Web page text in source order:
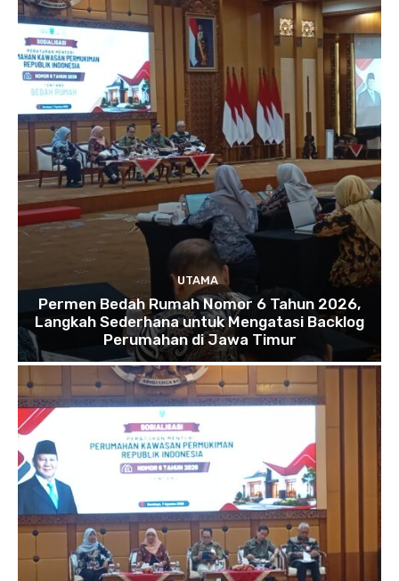
UTAMA
Permen Bedah Rumah Nomor 6 Tahun 2026,
Langkah Sederhana untuk Mengatasi Backlog
Perumahan di Jawa Timur